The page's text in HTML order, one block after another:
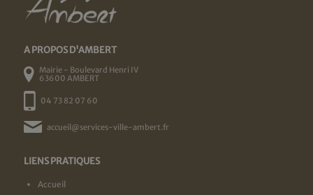
A PROPOS D'AMBERT
Mairie - Boulevard Henri IV
63600 AMBERT
04 73 82 07 60
accueil@services-ville-ambert.fr
LIENS PRATIQUES
Accueil